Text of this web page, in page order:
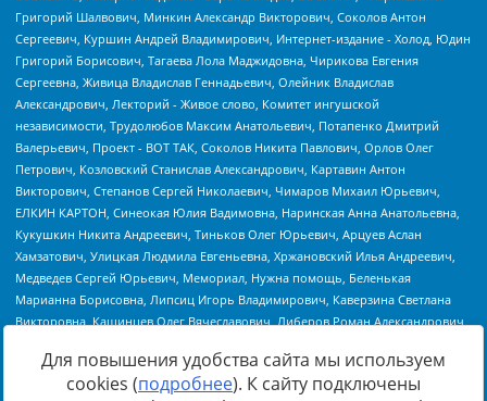
Для повышения удобства сайта мы используем
cookies (подробнее). К сайту подключены